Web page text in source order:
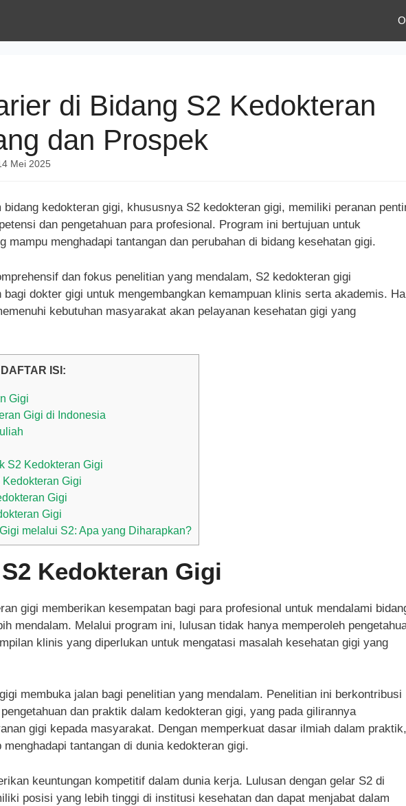
di Bidang S2 Kedokteran
dan Prospek
Mei 2025
bidang kedokteran gigi, khususnya S2 kedokteran gigi, memiliki peranan
dan pengetahuan para profesional. Program ini bertujuan untuk
mampu menghadapi tantangan dan perubahan di bidang kesehatan gigi.
dan fokus penelitian yang mendalam, S2 kedokteran gigi
bagi dokter gigi untuk mengembangkan kemampuan klinis serta akademis.
kebutuhan masyarakat akan pelayanan kesehatan gigi yang
DAFTAR ISI:
Gigi
Gigi di Indonesia
S2 Kedokteran Gigi
Gigi
Gigi
Gigi
melalui S2: Apa yang Diharapkan?
Kedokteran Gigi
gigi memberikan kesempatan bagi para profesional untuk mendalami
mendalam. Melalui program ini, lulusan tidak hanya memperoleh
klinis yang diperlukan untuk mengatasi masalah kesehatan gigi yang
membuka jalan bagi penelitian yang mendalam. Penelitian ini berkontribusi
dan praktik dalam kedokteran gigi, yang pada gilirannya
gigi kepada masyarakat. Dengan memperkuat dasar ilmiah dalam praktik,
tantangan di dunia kedokteran gigi.
keuntungan kompetitif dalam dunia kerja. Lulusan dengan gelar S2 di
posisi yang lebih tinggi di institusi kesehatan dan dapat menjabat dalam